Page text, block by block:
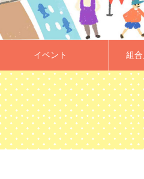
イベント 組